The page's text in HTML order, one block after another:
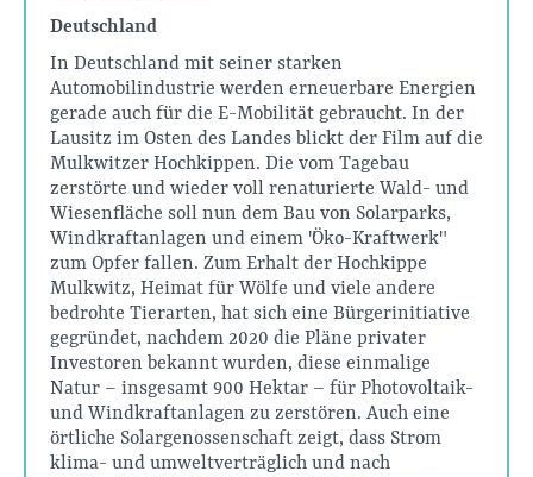
Deutschland
In Deutschland mit seiner starken
Automobilindustrie werden erneuerbare Energien
gerade auch für die E-Mobilität gebraucht. In der
Lausitz im Osten des Landes blickt der Film auf die
Mulkwitzer Hochkippen. Die vom Tagebau
zerstörte und wieder voll renaturierte Wald- und
Wiesenfläche soll nun dem Bau von Solarparks,
Windkraftanlagen und einem "Öko-Kraftwerk"
zum Opfer fallen. Zum Erhalt der Hochkippe
Mulkwitz, Heimat für Wölfe und viele andere
bedrohte Tierarten, hat sich eine Bürgerinitiative
gegründet, nachdem 2020 die Pläne privater
Investoren bekannt wurden, diese einmalige
Natur – insgesamt 900 Hektar – für Photovoltaik-
und Windkraftanlagen zu zerstören. Auch eine
örtliche Solargenossenschaft zeigt, dass Strom
klima- und umweltverträglich und nach